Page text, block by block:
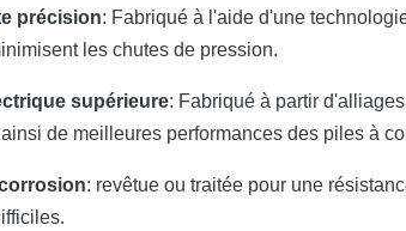
précision: Fabriqué à l'aide d'une
les chutes de pression.
supérieure: Fabriqué à partir
de meilleures performances des piles à
: revêtue ou traitée pour une